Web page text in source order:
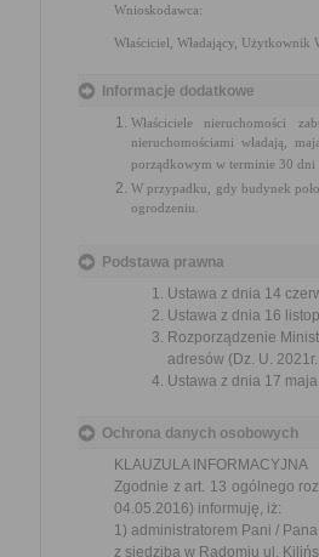
Wnioskodawca:
Właściciel, Władający, Użytkownik
Informacje dodatkowe
Właściciele nieruchomości
nieruchomościami władają,
porządkowym w terminie 30 dni
W przypadku, gdy budynek
ogrodzeniu.
Podstawa prawna
Ustawa z dnia 14
Ustawa z dnia 16
Rozporządzenie
adresów (Dz. U.
Ustawa z dnia 17
Ochrona danych osobowych
KLAUZULA INFORMACYJNA
Zgodnie z art. 13 ogólnego
04.05.2016) informuję, iż:
1) administratorem Pani /
z siedzibą w Radomiu ul.